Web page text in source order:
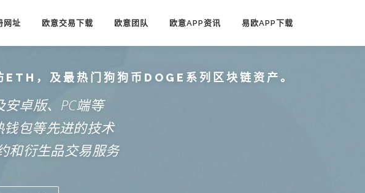
网址 欧意交易下载 欧意团队 欧意APP资讯 易欧APP下载
，及最热门狗狗币DOGE系列区块链资产。
安卓版、PC端等
钱包等先进的技术
和衍生品交易服务